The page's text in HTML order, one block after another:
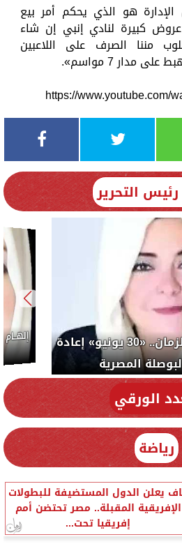
هو الذي يحكم أمر بيع
عروض كبيرة لنادي إنبي إن شاء
مننا الصرف على اللاعبين
مدار 7 مواسم».
https://www.youtube.com/
التحرير
رسالتي لآخر الزمان.. «30 يونيو» إعادة
المصرية
الورقي
رياضة
يعلن الدول المستضيفة للبطولات
الإفريقية المقبلة.. مصر تحتضن أمم
إفريقيا تحت...